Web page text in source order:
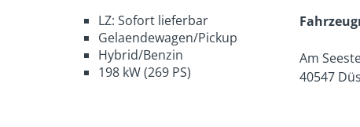
LZ: Sofort lieferbar
Gelaendewagen/Pickup
Hybrid/Benzin
198 kW (269 PS)
Am
40547